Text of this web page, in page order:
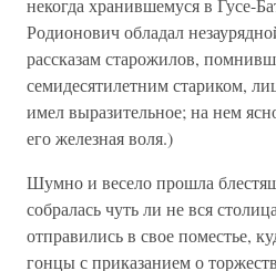
некогда хранившемуся в Гусе-
Родионович обладал
рассказам старожилов,
семидесятилетним стариком,
имел выразительное; на нем
его железная воля.)
Шумно и весело прошла
собралась чуть ли не вся
отправились в свое поместье,
гонцы с приказанием о